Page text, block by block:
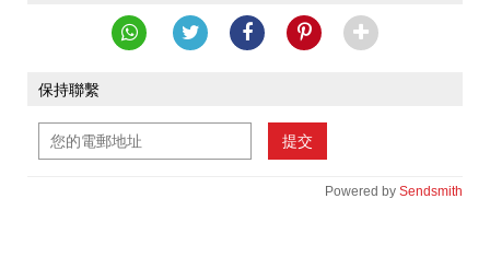
保持聯繫
提交
Powered by Sendsmith